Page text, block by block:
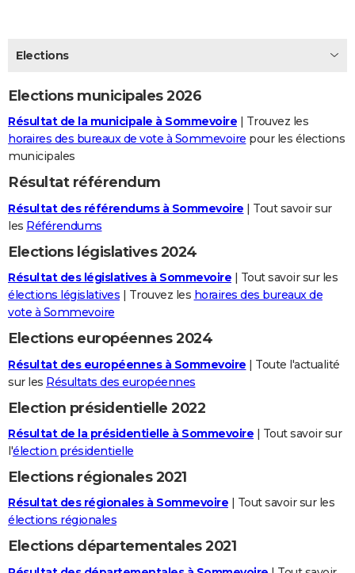
GUIDES D'ACHAT
CARTE DE VOEUX
Carte de Noël
Carte Bonne année
Carte Saint-Valentin
Carte Pâques
Carte d'anniversaire
DICTIONNAIRE
Dictionnaire
Biographies
Citations
Expressions
Proverbes
PROGRAMME TV
COPAINS D'AVANT
AVIS DE DÉCÈS
FORUM
Bricolage
Lifestyle
Culture
Sport
Auto
Television
Voyage
Cinema
Elections
Elections municipales 2026
Résultat de la municipale à Sommevoire | Trouvez les
horaires des bureaux de vote à Sommevoire pour les élections
municipales
Résultat référendum
Résultat des référendums à Sommevoire | Tout savoir sur
les Référendums
Elections législatives 2024
Résultat des législatives à Sommevoire | Tout savoir sur les
élections législatives | Trouvez les horaires des bureaux de
vote à Sommevoire
Elections européennes 2024
Résultat des européennes à Sommevoire | Toute l'actualité
sur les Résultats des européennes
Election présidentielle 2022
Résultat de la présidentielle à Sommevoire | Tout savoir sur
l'élection présidentielle
Elections régionales 2021
Résultat des régionales à Sommevoire | Tout savoir sur les
élections régionales
Elections départementales 2021